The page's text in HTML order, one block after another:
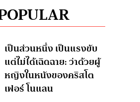
เป็นส่วนหนึ่ง เป็นแรงขับ
แต่ไม่ได้เฉิดฉาย: ว่าด้วยผู้
หญิงในหนังของคริสโต
เฟอร์ โนแลน